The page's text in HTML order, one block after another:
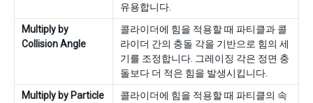
유용합니다.
Multiply by
Collision Angle
콜라이더에 힘을 적용할 때 파티클과 콜
라이더 간의 충돌 각을 기반으로 힘의 세
기를 조정합니다. 그레이징 각은 정면 충
돌보다 더 적은 힘을 발생시킵니다.
Multiply by Particle
콜라이더에 힘을 적용할 때 파티클의 속